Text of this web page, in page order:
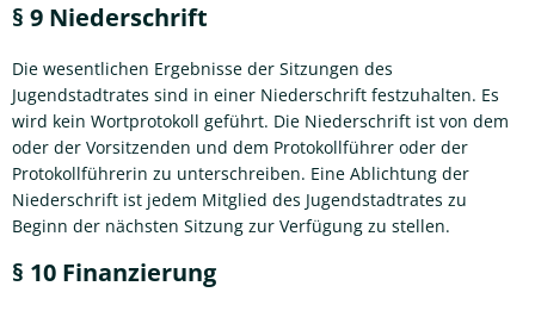
§ 9 Niederschrift
Die wesentlichen Ergebnisse der Sitzungen des
Jugendstadtrates sind in einer Niederschrift festzuhalten. Es
wird kein Wortprotokoll geführt. Die Niederschrift ist von dem
oder der Vorsitzenden und dem Protokollführer oder der
Protokollführerin zu unterschreiben. Eine Ablichtung der
Niederschrift ist jedem Mitglied des Jugendstadtrates zu
Beginn der nächsten Sitzung zur Verfügung zu stellen.
§ 10 Finanzierung